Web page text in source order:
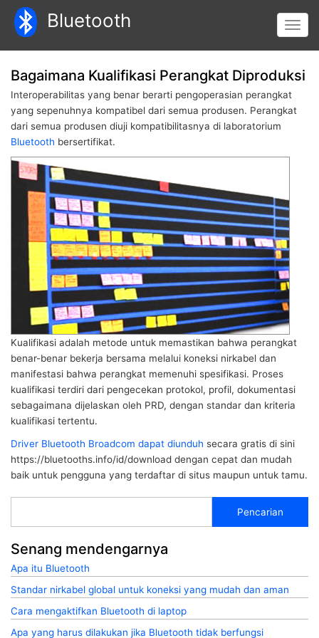
Lompat
Bluetooth
Bagaimana Kualifikasi Perangkat Diproduksi
Interoperabilitas yang benar berarti pengoperasian perangkat
yang sepenuhnya kompatibel dari semua produsen. Perangkat
dari semua produsen diuji kompatibilitasnya di laboratorium
Bluetooth bersertifikat.
Kualifikasi adalah metode untuk memastikan bahwa perangkat
benar-benar bekerja bersama melalui koneksi nirkabel dan
manifestasi bahwa perangkat memenuhi spesifikasi. Proses
kualifikasi terdiri dari pengecekan protokol, profil, dokumentasi
sebagaimana dijelaskan oleh PRD, dengan standar dan kriteria
kualifikasi tertentu.
Driver Bluetooth Broadcom dapat diunduh secara gratis di sini
https://bluetooths.info/id/download dengan cepat dan mudah
baik untuk pengguna yang terdaftar di situs maupun untuk tamu.
Senang mendengarnya
Apa itu Bluetooth
Standar nirkabel global untuk koneksi yang mudah dan aman
Cara mengaktifkan Bluetooth di laptop
Apa yang harus dilakukan jika Bluetooth tidak berfungsi